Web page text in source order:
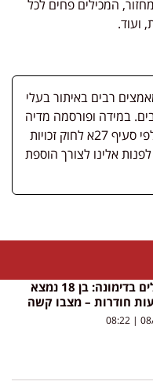
המכילים פחים לכל
ועוד.
רבים באיתור בעלי
במידה ופורסמה מדיה
שבעליה אינו ידוע, השימוש נעשה לפי סעיף 27א לחוק זכויות
אלינו לצורך הוספת
לילה אלים בדימונה: בן 18 נמצא
חודרות – מצבו קשה